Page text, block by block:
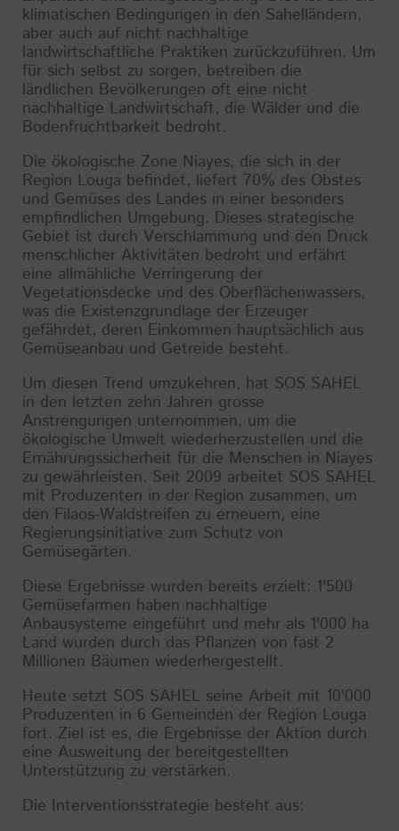
klimatischen Bedingungen in den Sahelländern,
aber auch auf nicht nachhaltige
landwirtschaftliche Praktiken zurückzuführen. Um
für sich selbst zu sorgen, betreiben die
ländlichen Bevölkerungen oft eine nicht
nachhaltige Landwirtschaft, die Wälder und die
Bodenfruchtbarkeit bedroht.
Die ökologische Zone Niayes, die sich in der
Region Louga befindet, liefert 70% des Obstes
und Gemüses des Landes in einer besonders
empfindlichen Umgebung. Dieses strategische
Gebiet ist durch Verschlammung und den Druck
menschlicher Aktivitäten bedroht und erfährt
eine allmähliche Verringerung der
Vegetationsdecke und des Oberflächenwassers,
was die Existenzgrundlage der Erzeuger
gefährdet, deren Einkommen hauptsächlich aus
Gemüseanbau und Getreide besteht.
Um diesen Trend umzukehren, hat SOS SAHEL
in den letzten zehn Jahren grosse
Anstrengungen unternommen, um die
ökologische Umwelt wiederherzustellen und die
Ernährungssicherheit für die Menschen in Niayes
zu gewährleisten. Seit 2009 arbeitet SOS SAHEL
mit Produzenten in der Region zusammen, um
den Filaos-Waldstreifen zu erneuern, eine
Regierungsinitiative zum Schutz von
Gemüsegärten.
Diese Ergebnisse wurden bereits erzielt: 1'500
Gemüsefarmen haben nachhaltige
Anbausysteme eingeführt und mehr als 1'000 ha
Land wurden durch das Pflanzen von fast 2
Millionen Bäumen wiederhergestellt.
Heute setzt SOS SAHEL seine Arbeit mit 10'000
Produzenten in 6 Gemeinden der Region Louga
fort. Ziel ist es, die Ergebnisse der Aktion durch
eine Ausweitung der bereitgestellten
Unterstützung zu verstärken.
Die Interventionsstrategie besteht aus: